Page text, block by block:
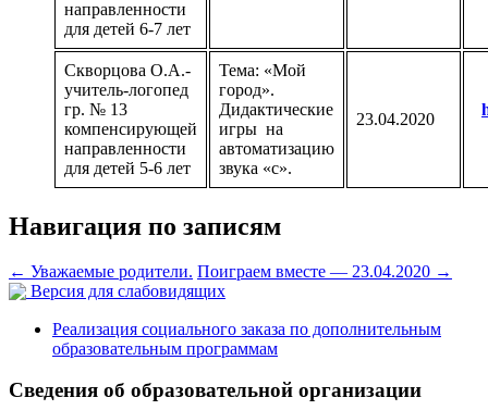
направленности
для детей 6-7 лет
Скворцова О.А.-
учитель-логопед
гр. № 13
компенсирующей
направленности
для детей 5-6 лет
Тема: «Мой
город».
Дидактические
игры на
автоматизацию
звука «с».
23.04.2020
Навигация по записям
← Уважаемые родители. Поиграем вместе — 23.04.2020 →
Версия для слабовидящих
Реализация социального заказа по дополнительным
образовательным программам
Сведения об образовательной организации